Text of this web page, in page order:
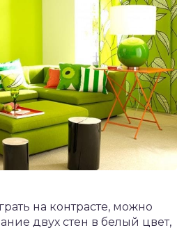
на контрасте, можно
двух стен в белый цвет,